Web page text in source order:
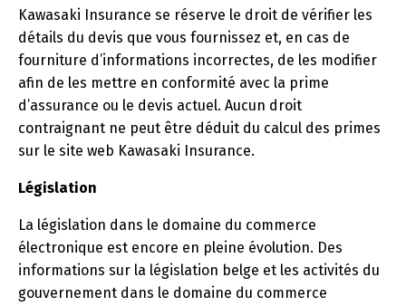
Kawasaki Insurance se réserve le droit de vérifier les
détails du devis que vous fournissez et, en cas de
fourniture d’informations incorrectes, de les modifier
afin de les mettre en conformité avec la prime
d’assurance ou le devis actuel. Aucun droit
contraignant ne peut être déduit du calcul des primes
sur le site web Kawasaki Insurance.
Législation
La législation dans le domaine du commerce
électronique est encore en pleine évolution. Des
informations sur la législation belge et les activités du
gouvernement dans le domaine du commerce